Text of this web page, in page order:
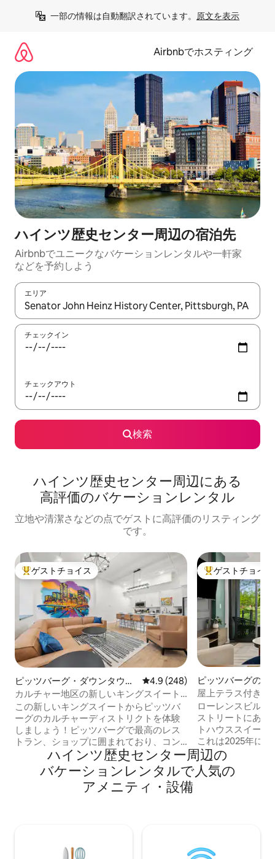
一部の情報は自動翻訳されています。 原文を表示
Airbnbでホスティング
ハインツ歴史センター⁠周⁠辺⁠の宿⁠泊⁠先
Airbnbでユニークなバ⁠ケ⁠ー⁠シ⁠ョ⁠ンレ⁠ン⁠タ⁠ルや一⁠軒⁠家
な⁠ど⁠を予⁠約⁠し⁠よ⁠う
エリア
検索結果が表示されたら、上下の矢印キーを使って移動するか
チェックイン
チェックアウト
検索
ハインツ歴史センター⁠周⁠辺⁠に⁠あ⁠る
高⁠評⁠価⁠のバ⁠ケ⁠ー⁠シ⁠ョ⁠ン⁠レ⁠ン⁠タ⁠ル
立地や清潔さなどの点でゲストに高評価のリスティング
です。
大好評のゲストチョイスです。
ゲストチョイス
ピッツバーグ・ダウンタウン
のマンション・アパート
レビュー248件、5つ星中4.9つ
4.9 (248)
カルチャー地区の新しいキングスイート
のジャグジー
この新しいキングスイートからピッツバ
ーグのカルチャーディストリクトを体験
しましょう！ピッツバーグで最高のレス
トラン、ショップに囲まれており、コン
ベンションセンター、劇場などからも徒
歩圏内です。快適さと利便性を重視して
設計されており、ロケーションは最高で
ベント、週末のお出かけに最適です。ご
大好評のゲスト
ゲストチョイス
ピッツバーグのマ
アパート
屋上テラス付きの
ングスイート
ローレンスビル
ストリートにある
トハウススイー
これは2025年に
す。ピッツバーグ
のいくつかの地元
レストランからわず
機 ⭐無料の路外駐
ハインツ歴史センター⁠周⁠辺⁠の
バ⁠ケ⁠ー⁠シ⁠ョ⁠ン⁠レ⁠ン⁠タ⁠ル⁠で人⁠気⁠の
ア⁠メ⁠ニ⁠テ⁠ィ⁠・⁠設⁠備